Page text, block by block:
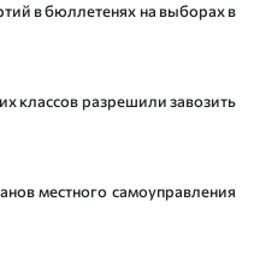
в бюллетенях на выборах в
классов разрешили завозить
местного самоуправления